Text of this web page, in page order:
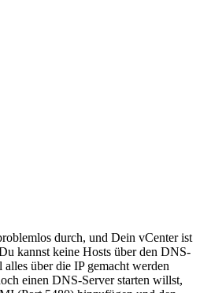
durch, und Dein vCenter ist
kannst keine Hosts über den DNS-
über die IP gemacht werden
einen DNS-Server starten willst,